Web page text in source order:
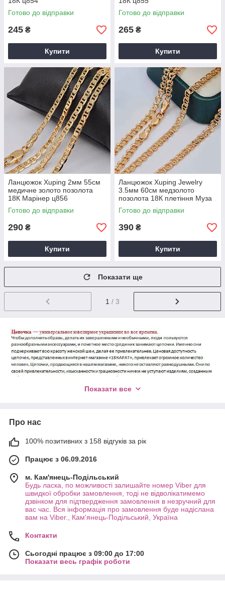
Готово до відправки
245 ₴
Купити
Готово до відправки
265 ₴
Купити
Ланцюжок Xuping 2мм 55см
медичне золото позолота
18К Марінер ц856
Готово до відправки
290 ₴
Купити
Ланцюжок Xuping Jewelry
3.5мм 60см медзолото
позолота 18К плетіння Муза
ц860
Готово до відправки
390 ₴
Купити
Показати ще
1 / 3
Показати все
Про нас
100% позитивних з 158 відгуків за рік
Працює з 06.09.2016
м. Кам'янець-Подільський
Будь ласка, по можливості залишайте номер Viber для
швидкої обробки замовлення, тоді не відволікатимемо
дзвінком для підтвердження замовлення в незручний для
вас час. Вся інформація про замовлення буде надіслана
вам на Viber., Кам'янець-Подільський, Україна
Контакти
Сьогодні працює з 09:00 до 17:00
Показати весь графік роботи